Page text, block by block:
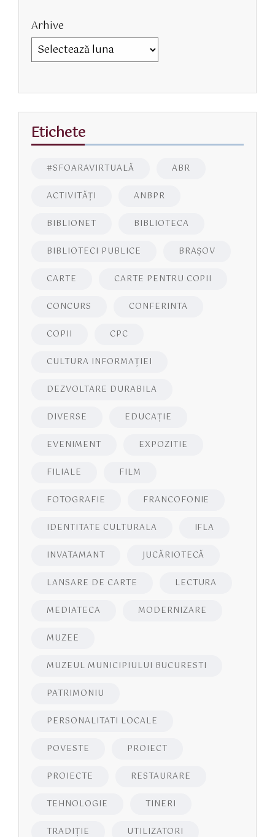
Arhive
Etichete
#SFOARAVIRTUALĂ ABR
ACTIVITĂŢI ANBPR
BIBLIONET BIBLIOTECA
BIBLIOTECI PUBLICE BRAŞOV
CARTE CARTE PENTRU COPII
CONCURS CONFERINTA
COPII CPC
CULTURA INFORMAŢIEI
DEZVOLTARE DURABILA
DIVERSE EDUCAŢIE
EVENIMENT EXPOZITIE
FILIALE FILM
FOTOGRAFIE FRANCOFONIE
IDENTITATE CULTURALA IFLA
INVATAMANT JUCĂRIOTECĂ
LANSARE DE CARTE LECTURA
MEDIATECA MODERNIZARE
MUZEE
MUZEUL MUNICIPIULUI BUCURESTI
PATRIMONIU
PERSONALITATI LOCALE
POVESTE PROIECT
PROIECTE RESTAURARE
TEHNOLOGIE TINERI
TRADIȚIE UTILIZATORI